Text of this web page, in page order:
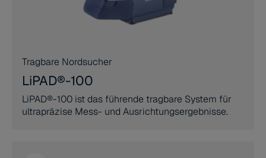
Tragbare Nordsucher
LiPAD®-100
LiPAD®-100 ist das führende tragbare System für
ultrapräzise Mess- und Ausrichtungsergebnisse.